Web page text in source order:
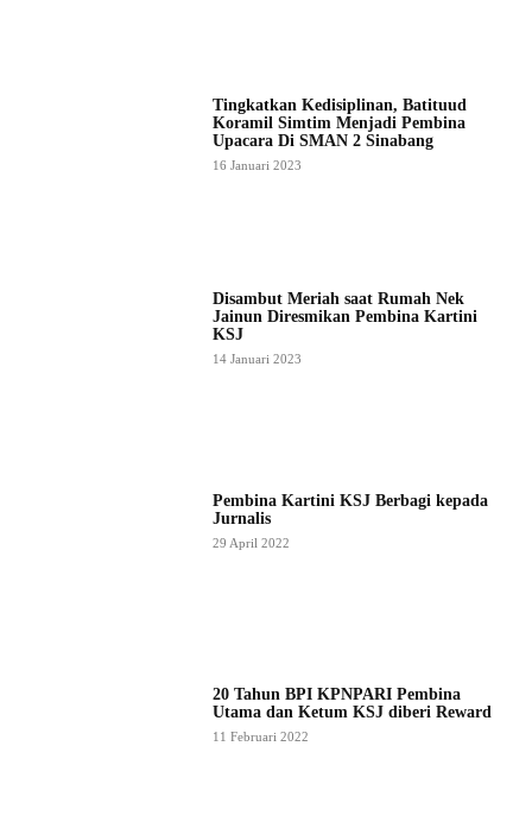
Tingkatkan Kedisiplinan, Batituud
Koramil Simtim Menjadi Pembina
Upacara Di SMAN 2 Sinabang
16 Januari 2023
Disambut Meriah saat Rumah Nek
Jainun Diresmikan Pembina Kartini
KSJ
14 Januari 2023
Pembina Kartini KSJ Berbagi kepada
Jurnalis
29 April 2022
20 Tahun BPI KPNPARI Pembina
Utama dan Ketum KSJ diberi Reward
11 Februari 2022